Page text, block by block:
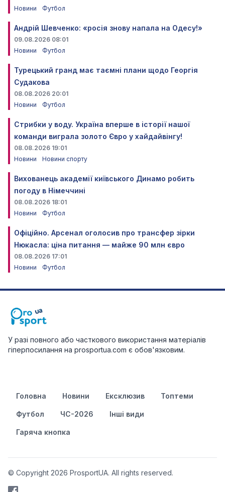
Новини
Футбол
Андрій Шевченко: «росія знову напала на Одесу!»
09.08.2026 08:01
Новини
Футбол
Турецький гранд має таємні плани щодо Георгія
Судакова
08.08.2026 20:01
Новини
Футбол
Стрибки у воду. Україна вперше в історії нашої
команди виграла золото Євро у хайдайвінгу!
08.08.2026 19:01
Новини
Новини спорту
Вихованець академії київського Динамо робить
погоду в Німеччині
08.08.2026 18:01
Новини
Футбол
Офіційно. Арсенал оголосив про трансфер зірки
Нюкасла: ціна питання — майже 90 млн євро
08.08.2026 17:01
Новини
Футбол
У разі повного або часткового використання матеріалів
гіперпосилання на prosportua.com є обов'язковим.
Головна Новини Ексклюзив Топтеми
Футбол ЧС-2026 Інші види
Гаряча кнопка
© Copyright 2026 ProsportUA. All rights reserved.